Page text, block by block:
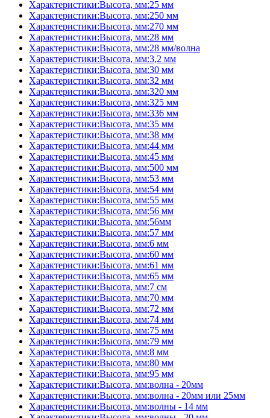
Характеристики:Высота, мм:25 мм
Характеристики:Высота, мм:250 мм
Характеристики:Высота, мм:270 мм
Характеристики:Высота, мм:28 мм
Характеристики:Высота, мм:28 мм/волна
Характеристики:Высота, мм:3,2 мм
Характеристики:Высота, мм:30 мм
Характеристики:Высота, мм:32 мм
Характеристики:Высота, мм:320 мм
Характеристики:Высота, мм:325 мм
Характеристики:Высота, мм:336 мм
Характеристики:Высота, мм:35 мм
Характеристики:Высота, мм:38 мм
Характеристики:Высота, мм:44 мм
Характеристики:Высота, мм:45 мм
Характеристики:Высота, мм:500 мм
Характеристики:Высота, мм:53 мм
Характеристики:Высота, мм:54 мм
Характеристики:Высота, мм:55 мм
Характеристики:Высота, мм:56 мм
Характеристики:Высота, мм:56мм
Характеристики:Высота, мм:57 мм
Характеристики:Высота, мм:6 мм
Характеристики:Высота, мм:60 мм
Характеристики:Высота, мм:61 мм
Характеристики:Высота, мм:65 мм
Характеристики:Высота, мм:7 см
Характеристики:Высота, мм:70 мм
Характеристики:Высота, мм:72 мм
Характеристики:Высота, мм:74 мм
Характеристики:Высота, мм:75 мм
Характеристики:Высота, мм:79 мм
Характеристики:Высота, мм:8 мм
Характеристики:Высота, мм:80 мм
Характеристики:Высота, мм:95 мм
Характеристики:Высота, мм:волна - 20мм
Характеристики:Высота, мм:волна - 20мм или 25мм
Характеристики:Высота, мм:волны - 14 мм